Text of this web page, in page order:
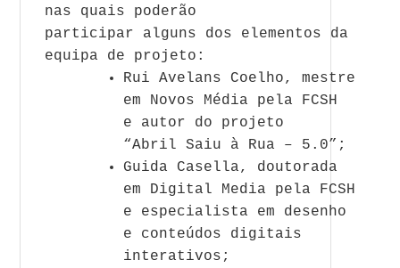
nas quais poderão
participar alguns dos elementos da
equipa de projeto:
Rui Avelans Coelho, mestre
em Novos Média pela FCSH
e autor do projeto
“Abril Saiu à Rua – 5.0”;
Guida Casella, doutorada
em Digital Media pela FCSH
e especialista em desenho
e conteúdos digitais
interativos ;